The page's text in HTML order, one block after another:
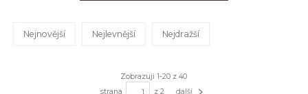
Nejnovější Nejlevnější Nejdražší
Zobrazuji 1-20 z 40
strana
z 2 další